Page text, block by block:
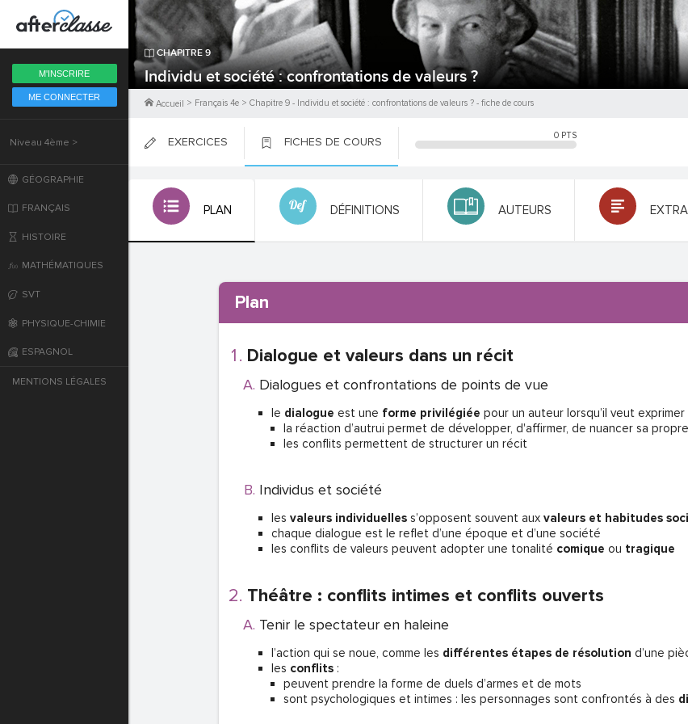
CHAPITRE 9
Individu et société : confrontations de valeurs ?
Accueil > Français 4e > Chapitre 9 - Individu et société : confrontations de valeurs ? - fiche de cours
EXERCICES FICHES DE COURS 0 PTS
PLAN DÉFINITIONS AUTEURS
Plan
Dialogue et valeurs dans un récit
Dialogues et confrontations de points de vue
le dialogue est une forme privilégiée pour un auteur lorsqu’il veut exprimer
la réaction d’autrui permet de développer, d'affirmer, de nuancer sa
les conflits permettent de structurer un récit
Individus et société
les valeurs individuelless’opposent souvent aux valeurs et habitudes
chaque dialogue est le reflet d’une époque et d’une société
les conflits de valeurs peuvent adopter une tonalité comique ou tragique
Théâtre : conflits intimes et conflits ouverts
Tenir le spectateur en haleine
l’action qui se noue, comme les différentes étapes de résolution d’une
les conflits:
peuvent prendre la forme de duels d’armes et de mots
sont psychologiques et intimes : les personnages sont confrontés à des
M'INSCRIRE
ME CONNECTER
Niveau 4ème >
GÉOGRAPHIE
FRANÇAIS
HISTOIRE
MATHÉMATIQUES
SVT
PHYSIQUE-CHIMIE
ESPAGNOL
MENTIONS LÉGALES
Fermer
6ème
5ème
3ème
Première